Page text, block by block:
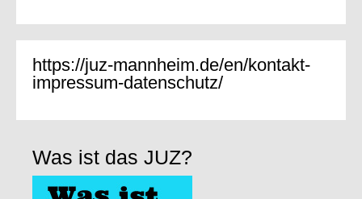
https://juz-mannheim.de/en/kontakt-
impressum-datenschutz/
Was ist das JUZ?